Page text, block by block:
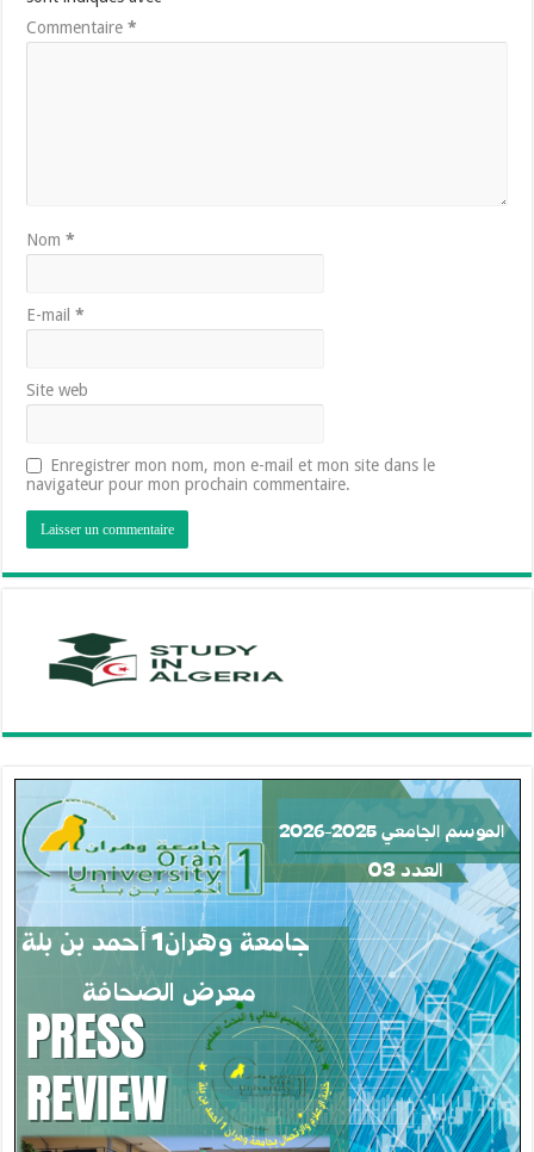
Commentaire*
Nom*
E-mail*
Site web
Enregistrer mon nom, mon e-mail et mon site dans le
navigateur pour mon prochain commentaire.